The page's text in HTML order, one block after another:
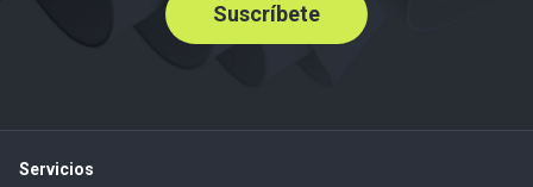
Suscríbete
Servicios